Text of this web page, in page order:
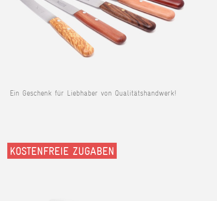
Ein Geschenk für Liebhaber von Qualitätshandwerk!
KOSTENFREIE ZUGABEN